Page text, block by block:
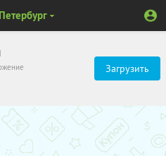
Загрузить